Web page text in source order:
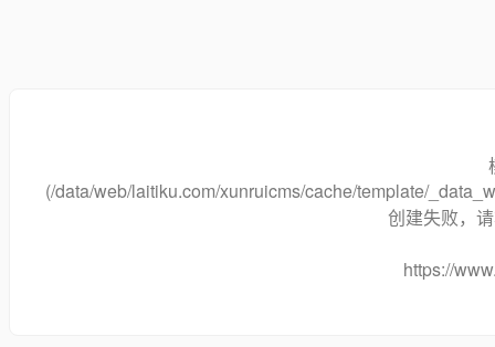
(/data/web/laitiku.com/xunruicms/cache/template/
创建失败，
https://